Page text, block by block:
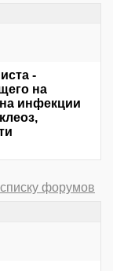
-
на
инфекции
списку форумов